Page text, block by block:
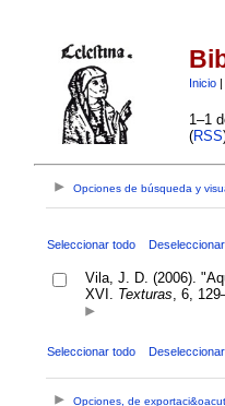
Inicio|
1–1
(RSS
Opciones de búsqueda y
Seleccionar todo
Vila, J. D. (2006).
XVI. Texturas , 6,
Seleccionar todo
Opciones, de